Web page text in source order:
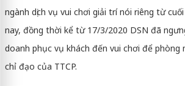
ngành dịch vụ vui chơi giải trí nói riêng từ
nay, đồng thời kể từ 17/3/2020 DSN đã
doanh phục vụ khách đến vui chơi để phòng
chỉ đạo của TTCP.